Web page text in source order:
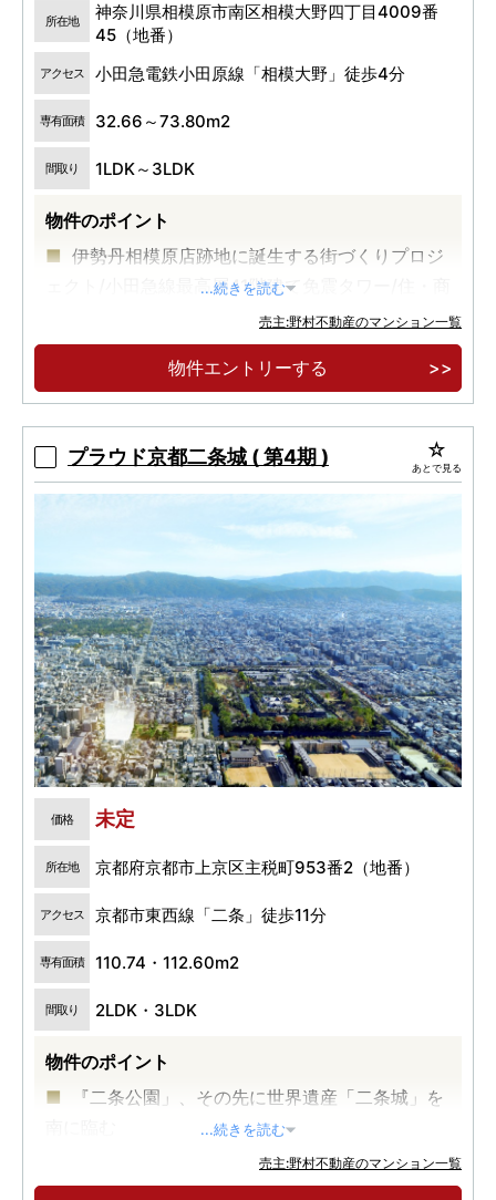
所在地
神奈川県相模原市南区相模大野四丁目4009番
45（地番）
アクセス 小田急電鉄小田原線「相模大野」徒歩4分
専有面積 32.66～73.80m2
間取り 1LDK～3LDK
物件のポイント
伊勢丹相模原店跡地に誕生する街づくりプロジ
ェクト/小田急線最高層41階建て免震タワー/住・商
全区画EV充電対応自走式平置駐車場/神奈川県
初、電気・ガスともにCO2排出量実質ゼロ/70㎡台
中心
モデルルーム案内会開催中
...続きを読む
売主:野村不動産のマンション一覧
物件エントリーする
プラウド京都二条城 ( 第4期 ) あとで見る
価格 未定
所在地 京都府京都市上京区主税町953番2（地番）
アクセス 京都市東西線「二条」徒歩11分
専有面積 110.74・112.60m2
間取り 2LDK・3LDK
物件のポイント
『二条公園」、その先に世界遺産「二条城」を
水盤や飛び石、中庭など、京都の四季を感じら
れる共用部
...続きを読む
売主:野村不動産のマンション一覧